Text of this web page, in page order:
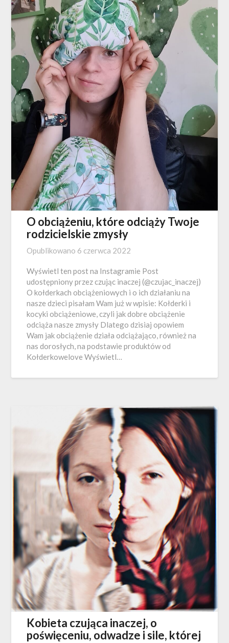
O obciążeniu, które odciąży Twoje
rodzicielskie zmysły
Opublikowano 6 czerwca 2022
Wyświetl ten post na Instagramie Post
udostępniony przez czując inaczej (@czujac_inaczej)
O kołderkach obciążeniowych i o ich działaniu na
nasze dzieci pisałam Wam już w wpisie: Kołderki i
kocyki obciążeniowe, czyli jak dobre obciążenie
odciąża nasze zmysły Dlatego dzisiaj opowiem
Wam jak obciążenie działa odciążająco, również na
nas dorosłych, na podstawie produktów od
Kołderkowelove Wyświetl…
Kobieta czująca inaczej, o
poświęceniu, odwadze i sile, której